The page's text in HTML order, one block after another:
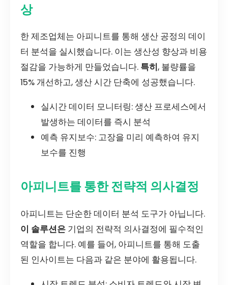
상
한 제조업체는 아피니트를 통해 생산 공정의 데이
터 분석을 실시했습니다. 이는 생산성 향상과 비용
절감을 가능하게 만들었습니다. 특히, 불량률을
15% 개선하고, 생산 시간 단축에 성공했습니다.
실시간 데이터 모니터링: 생산 프로세스에서
발생하는 데이터를 즉시 분석
예측 유지보수: 고장을 미리 예측하여 유지
보수를 진행
아피니트를 통한 전략적 의사결정
아피니트는 단순한 데이터 분석 도구가 아닙니다.
이 솔루션은 기업의 전략적 의사결정에 필수적인
역할을 합니다. 예를 들어, 아피니트를 통해 도출
된 인사이트는 다음과 같은 분야에 활용됩니다.